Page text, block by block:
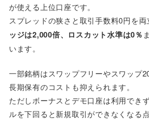
が使える上位口座です。
スプレッドの狭さと取引手数料0円を両
ッジは2,000倍、ロスカット水準は0％
います。
一部銘柄はスワップフリーやスワップ
長期保有のコストも抑えられます。
ただしボーナスとデモ口座は利用でき
ルを下回ると新規取引ができなくなる